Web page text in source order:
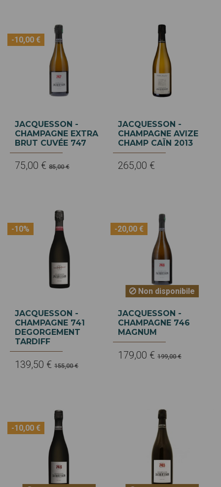
-10,00 €
JACQUESSON -
CHAMPAGNE EXTRA
BRUT CUVÉE 747
75,00 € 85,00 €
JACQUESSON -
CHAMPAGNE AVIZE
CHAMP CAÏN 2013
265,00 €
-10%
JACQUESSON -
CHAMPAGNE 741
DEGORGEMENT
TARDIFF
139,50 € 155,00 €
-20,00 €
Non disponibile
JACQUESSON -
CHAMPAGNE 746
MAGNUM
179,00 € 199,00 €
-10,00 €